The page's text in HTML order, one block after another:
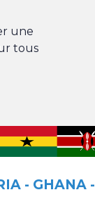
une
tous
- GHANA -